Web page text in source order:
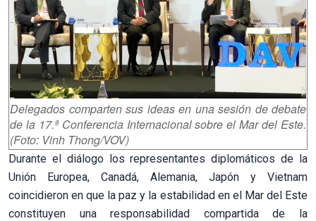
Delegados comparten sus ideas en una sesión de debate
de la 17.ª Conferencia Internacional sobre el Mar del Este.
(Foto: Vinh Thong/VOV)
Durante el diálogo los representantes diplomáticos de la
Unión Europea, Canadá, Alemania, Japón y Vietnam
coincidieron en que la paz y la estabilidad en el Mar del Este
constituyen una responsabilidad compartida de la